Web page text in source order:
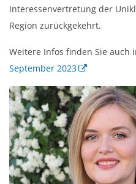
Interessenvertretung der
Region zurückgekehrt.
Weitere Infos finden Sie auch
September 2023